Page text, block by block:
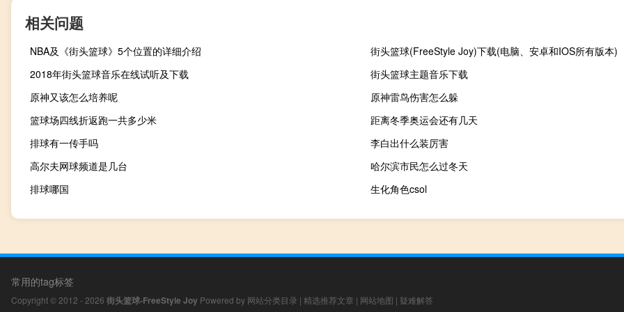
相关问题
NBA及《街头篮球》5个位置的详细介绍
街头篮球(FreeStyle Joy)下载(电脑、安卓和IOS所有版本)
2018年街头篮球音乐在线试听及下载
街头篮球主题音乐下载
原神又该怎么培养呢
原神雷鸟伤害怎么躲
篮球场四线折返跑一共多少米
距离冬季奥运会还有几天
排球有一传手吗
李白出什么装厉害
高尔夫网球频道是几台
哈尔滨市民怎么过冬天
排球哪国
生化角色csol
常用的tag标签
Copyright © 2012 - 2026 街头篮球-FreeStyle Joy Powered by 网站分类目录 | 精选推荐文章 | 网站地图 | 疑难解答